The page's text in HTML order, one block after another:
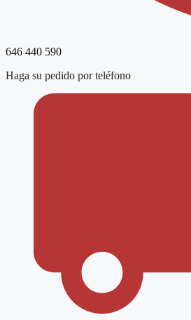
646 440 590
Haga su pedido por teléfono